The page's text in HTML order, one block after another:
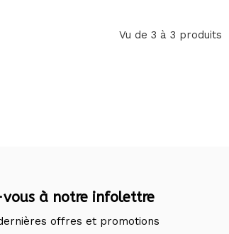
Vu de 3 à 3 produits
à notre infolettre
offres et promotions